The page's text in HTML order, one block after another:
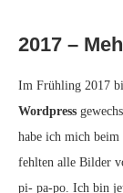
2017 –
Im Frühling 2017
Wordpress
habe ich mich beim
fehlten alle Bilder
pi- pa-po. Ich bin